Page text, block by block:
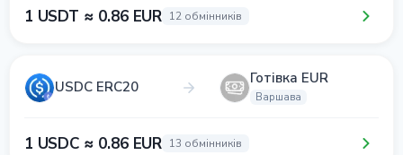
1 USDT ≈ 0.86 EUR 12 обмінників
USDC ERC20 Готівка EUR
Варшава
1 USDC ≈ 0.86 EUR 13 обмінників